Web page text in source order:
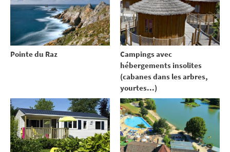
Pointe du Raz
Campings avec
hébergements insolites
(cabanes dans les arbres,
yourtes...)